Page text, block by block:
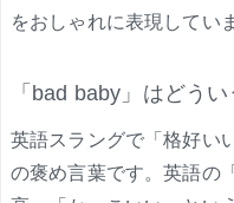
をおしゃれに表現してい
「bad baby」はどう
英語スラングで「格好い
の褒め言葉です。英語の